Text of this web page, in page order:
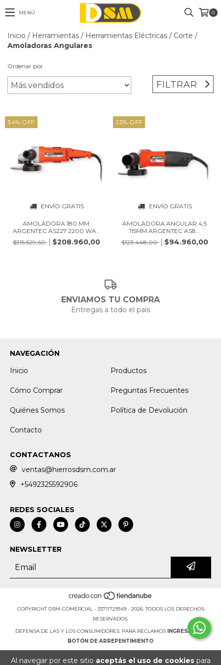
Al navegar por este sitio aceptás el uso de cookiespara
MENÚ 0
Inicio / Herramientas / Herramientas Eléctricas / Corte /
Amoladoras Angulares
Ordenar por
FILTRAR
34% OFF
ENVÍO GRATIS
AMOLADORA 180 MM.
ARGENTEC AS227 2200 WA...
$315.529,60
$208.960,00
23% OFF
ENVÍO GRATIS
AMOLADORA ANGULAR 4,5
115MM ARGENTEC AS8...
$123.448,00
$94.960,00
ENVIAMOS TU COMPRA
Entregas a todo el país
NAVEGACIÓN
Inicio
Productos
Cómo Comprar Preguntas Frecuentes
Quiénes Somos Política de Devolución
Contacto
CONTACTANOS
ventas@hierrosdsm.com.ar
+5492325592906
REDES SOCIALES
NEWSLETTER
COPYRIGHT DSM-COMERCIAL - 33711729149 - 2026. TODOS LOS DERECHOS
RESERVADOS.
DEFENSA DE LAS Y LOS CONSUMIDORES. PARA RECLAMOS INGRESÁ ACÁ.
BOTÓN DE ARREPENTIMIENTO